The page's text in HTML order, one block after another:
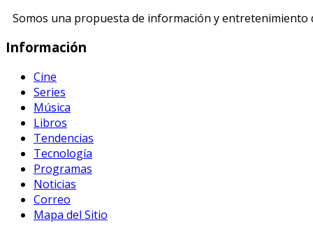
Somos una propuesta de información y
Información
Cine
Series
Música
Libros
Tendencias
Tecnología
Programas
Noticias
Correo
Mapa del Sitio